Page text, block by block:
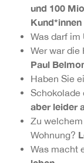
und 100
Was darf im
Wer war die
Paul
Haben Sie
Schokolade
aber leider
Zu
Wohnung?
Was macht